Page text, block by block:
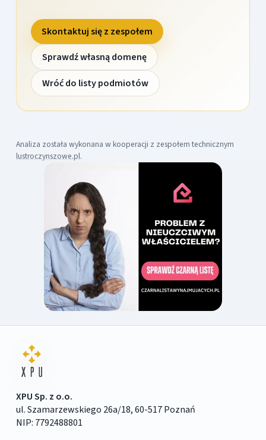
Skontaktuj się z zespołem
Sprawdź własną domenę
Wróć do listy podmiotów
Analiza została wykonana w kooperacji z zespołem technicznym
lustroczynszowe.pl.
XPU Sp. z o.o.
ul. Szamarzewskiego 26a/18, 60-517 Poznań
NIP: 7792488801